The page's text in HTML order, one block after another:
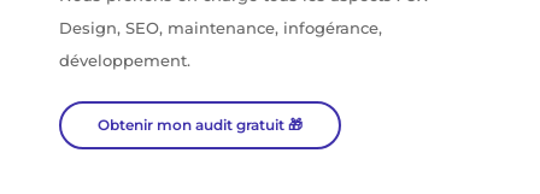
Design, SEO, maintenance, infogérance,
développement.
Obtenir mon audit gratuit 🎁